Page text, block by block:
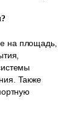
на площадь,
Также